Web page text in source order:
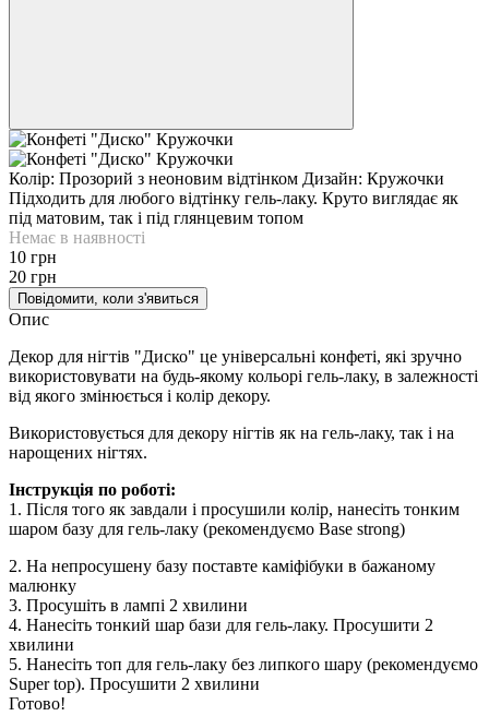
Колір: Прозорий з неоновим відтінком Дизайн: Кружочки
Підходить для любого відтінку гель-лаку. Круто виглядає як
під матовим, так і під глянцевим топом
Немає в наявності
10 грн
20 грн
Повідомити, коли з'явиться
Опис
Декор для нігтів "Диско" це універсальні конфеті, які зручно
використовувати на будь-якому кольорі гель-лаку, в залежності
від якого змінюється і колір декору.
Використовується для декору нігтів як на гель-лаку, так і на
нарощених нігтях.
Інструкція по роботі:
1. Після того як завдали і просушили колір, нанесіть тонким
шаром базу для гель-лаку (рекомендуємо Base strong)
2. На непросушену базу поставте каміфібуки в бажаному
малюнку
3. Просушіть в лампі 2 хвилини
4. Нанесіть тонкий шар бази для гель-лаку. Просушити 2
хвилини
5. Нанесіть топ для гель-лаку без липкого шару (рекомендуємо
Super top). Просушити 2 хвилини
Готово!